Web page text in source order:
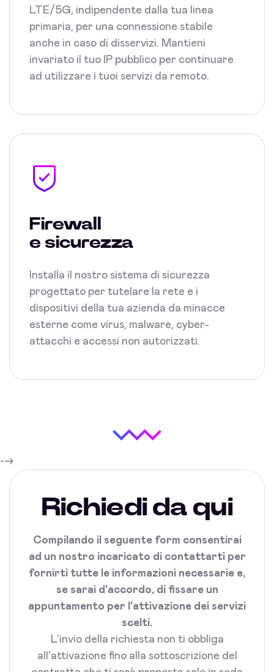
LTE/5G, indipendente dalla tua linea
primaria, per una connessione stabile
anche in caso di disservizi. Mantieni
invariato il tuo IP pubblico per continuare
ad utilizzare i tuoi servizi da remoto.
Firewall
e sicurezza
Installa il nostro sistema di sicurezza
progettato per tutelare la rete e i
dispositivi della tua azienda da minacce
esterne come virus, malware, cyber-
attacchi e accessi non autorizzati.
-->
Richiedi da qui
Compilando il seguente form consentirai
ad un nostro incaricato di contattarti per
fornirti tutte le informazioni necessarie e,
se sarai d'accordo, di fissare un
appuntamento per l'attivazione dei servizi
scelti.
L'invio della richiesta non ti obbliga
all'attivazione fino alla sottoscrizione del